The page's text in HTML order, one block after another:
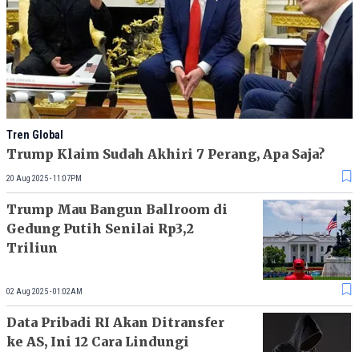
Tren Global
Trump Klaim Sudah Akhiri 7 Perang, Apa Saja?
20 Aug 2025 - 11:07PM
Trump Mau Bangun Ballroom di
Gedung Putih Senilai Rp3,2
Triliun
02 Aug 2025 - 01:02AM
Data Pribadi RI Akan Ditransfer
ke AS, Ini 12 Cara Lindungi